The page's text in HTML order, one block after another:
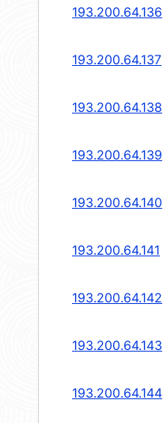
193.200.64.136
193.200.64.137
193.200.64.138
193.200.64.139
193.200.64.140
193.200.64.141
193.200.64.142
193.200.64.143
193.200.64.144